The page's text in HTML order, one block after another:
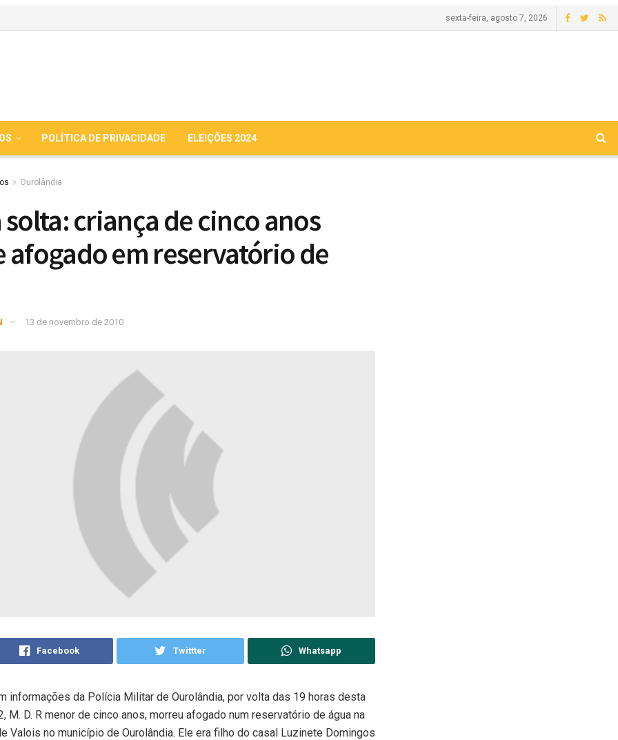
sexta-feira, agosto 7, 2026
POLÍTICA DE PRIVACIDADE ELEIÇÕES 2024
Ourolândia
solta: criança de cinco anos
afogado em reservatório de
13 de novembro de 2010
Facebook Twittter Whatsapp
informações da Polícia Militar de Ourolândia, por volta das 19 horas desta
M. D. R menor de cinco anos, morreu afogado num reservatório de água na
Valois no município de Ourolândia. Ele era filho do casal Luzinete Domingos